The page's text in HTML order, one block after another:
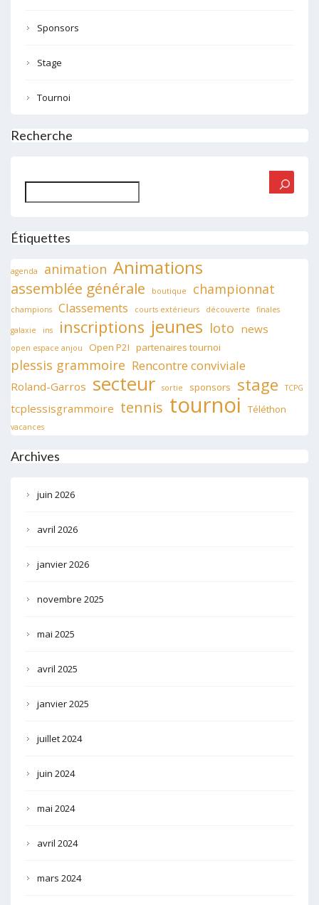
Sponsors
Stage
Tournoi
Recherche
Étiquettes
agenda animation Animations
assemblée générale boutique championnat
champions Classements courts extérieurs découverte finales
galaxie ins inscriptions jeunes loto news
open espace anjou Open P2I partenaires tournoi
plessis grammoire Rencontre conviviale
Roland-Garros secteur sortie sponsors stage TCPG
tcplessisgrammoire tennis tournoi Téléthon
vacances
Archives
juin 2026
avril 2026
janvier 2026
novembre 2025
mai 2025
avril 2025
janvier 2025
juillet 2024
juin 2024
mai 2024
avril 2024
mars 2024